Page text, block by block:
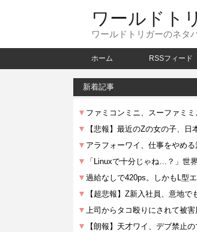
ワールドト
ワールドトリガーのネタ
ホーム RSSフィード
新着記事